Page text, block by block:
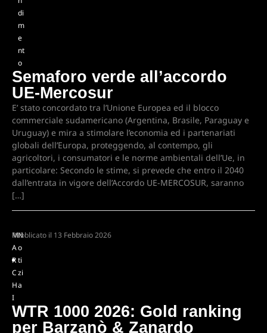
di
m
e
nt
o
Semaforo verde all’accordo
UE-Mercosur
E’ stato concordato tra l’Unione Europea ed il blocco
commerciale sudamericano (Argentina, Brasile, Paraguay e
Uruguay) e mira a stimolare l’economia ed i partenariati
globali dell’Europa, proteggendo, al contempo, gli
agricoltori, i consumatori e le norme ambientali dell’Ue, in
particolare: Secondo le stime, si prevede che entro il 2040
dall’entrata in vigore dell’Accordo UE-MERCOSUR, saranno
[…]
M
A
R
C
H
I
N
o
ti
zi
a
Pubblicato il 13 Febbraio 2026
WTR 1000 2026: Gold ranking
per Barzanò & Zanardo